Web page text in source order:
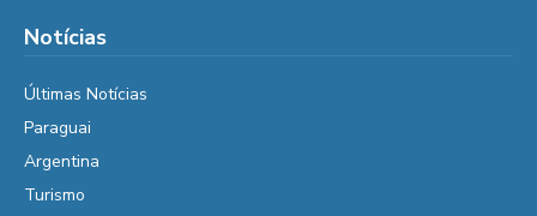
Notícias
Últimas Notícias
Paraguai
Argentina
Turismo